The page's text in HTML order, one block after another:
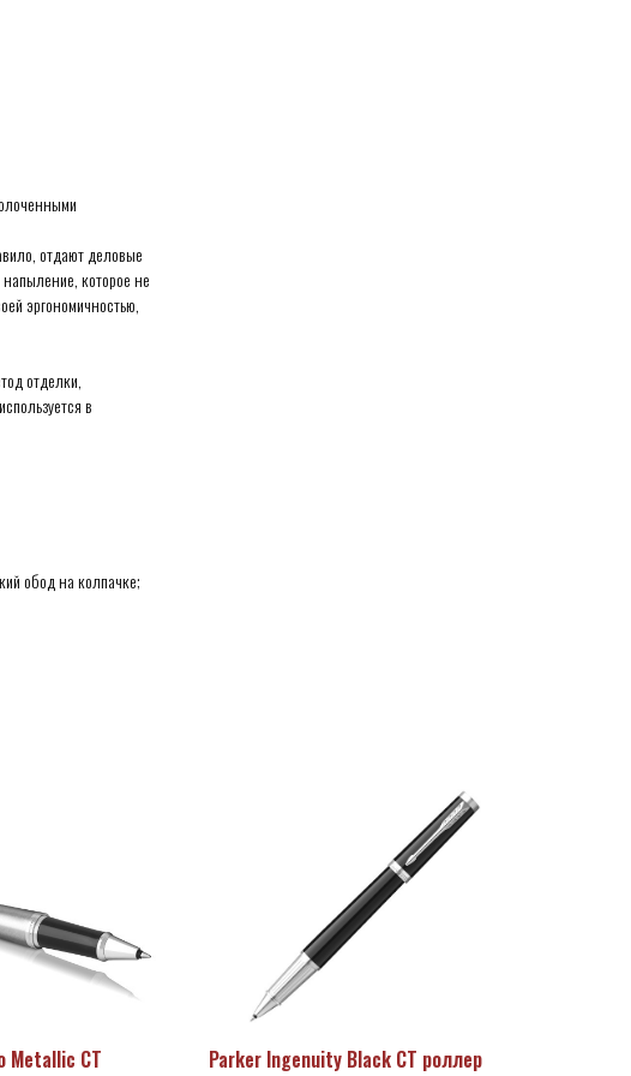
отдают деловые
которое не
эргономичностью,
отделки,
в
обод на колпачке;
Metallic CT
Parker Ingenuity Black СT роллер